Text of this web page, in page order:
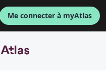
Me connecter à myAtlas